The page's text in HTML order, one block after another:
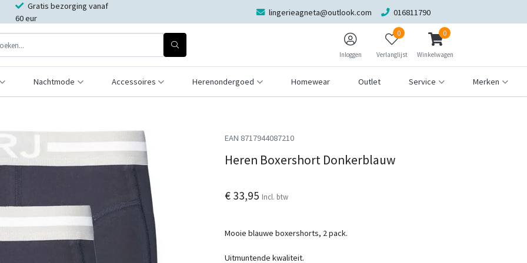
Gratis bezorging vanaf
60 eur
lingerieagneta@outlook.com 016811790
Inloggen
0
Verlanglijst
0
Winkelwagen
Nachtmode Accessoires Herenondergoed Homewear Outlet Service Merken
EAN 8717944087210
Heren Boxershort Donkerblauw
€ 33,95 Incl. btw
Mooie blauwe boxershorts, 2 pack.
Uitmuntende kwaliteit.